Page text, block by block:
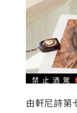
由軒尼詩第